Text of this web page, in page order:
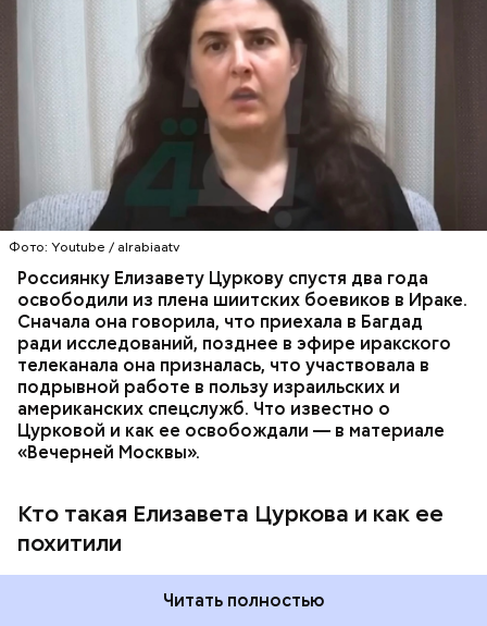
Фото: Youtube / alrabiaatv
Россиянку Елизавету Цуркову спустя два года
освободили из плена шиитских боевиков в Ираке.
Сначала она говорила, что приехала в Багдад
ради исследований, позднее в эфире иракского
телеканала она призналась, что участвовала в
подрывной работе в пользу израильских и
американских спецслужб. Что известно о
Цурковой и как ее освобождали — в материале
«Вечерней Москвы».
Кто такая Елизавета Цуркова и как ее
похитили
Елизавета Цуркова — ученый и эксперт по Сирии и
Ближнему Востоку, докторант кафедры
политологии Принстонского университета США.
Она занимается изучением джихадистских
группировок и ведет популярный тематический
блог. Цуркова родилась в России, однако, когда ей
исполнилось четыре года, ее семья перебралась
жить в Израиль.
Читать полностью
ПОХИЩЕНИЯ США
ИЗРАИЛЬ
ЗАЛОЖНИКИ
Председатель выделила термины «модератор»,
«дедлайн», «кофебрейк» и призвала их заменить на
их использование выглядит совершенно неуместно
Спикер Совфеда заявила, что необходимо начать
борьбу с органов публичной власти. Чиновникам
необходимо следить за своей речью и
содержанием документов. Матвиенко в
подтверждение своих слов привела цитату
советского и российского лингвиста Людмилы
Вербицкой: «Давайте говорить и писать по-русски
правильно».